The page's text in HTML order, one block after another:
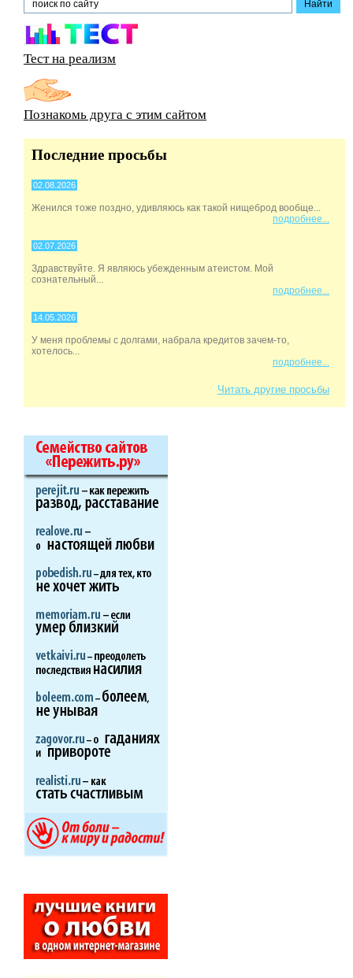
Тест на реализм
Познакомь друга с этим сайтом
Последние просьбы
02.08.2026
Женился тоже поздно, удивляюсь как такой нищеброд вообще...
подробнее...
02.07.2026
Здравствуйте. Я являюсь убежденным атеистом. Мой
сознательный...
подробнее...
14.05.2026
У меня проблемы с долгами, набрала кредитов зачем-то,
хотелось...
подробнее...
Читать другие просьбы